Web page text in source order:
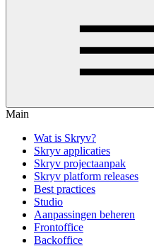
Main
Wat is Skryv?
Skryv applicaties
Skryv projectaanpak
Skryv platform releases
Best practices
Studio
Aanpassingen beheren
Frontoffice
Backoffice